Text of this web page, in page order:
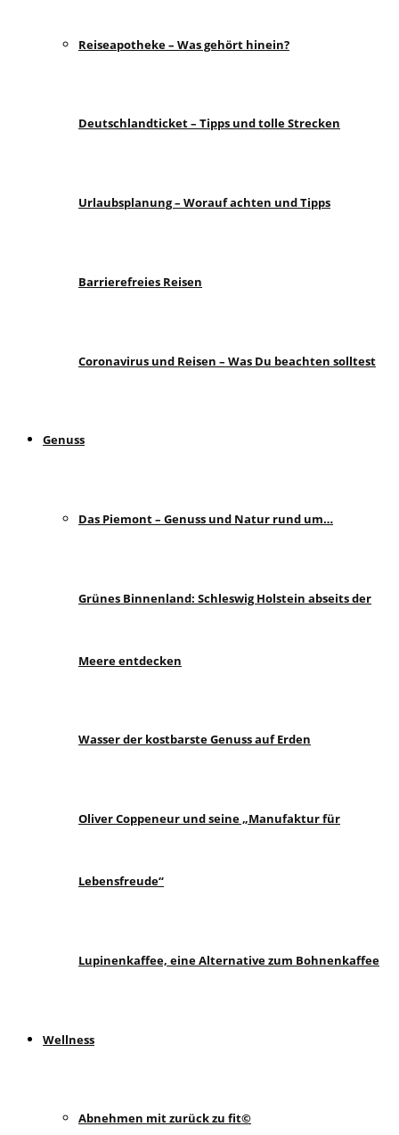
Reiseapotheke – Was gehört hinein?
Deutschlandticket – Tipps und tolle Strecken
Urlaubsplanung – Worauf achten und Tipps
Barrierefreies Reisen
Coronavirus und Reisen – Was Du beachten solltest
Genuss
Das Piemont – Genuss und Natur rund um…
Grünes Binnenland: Schleswig Holstein abseits der
Meere entdecken
Wasser der kostbarste Genuss auf Erden
Oliver Coppeneur und seine „Manufaktur für
Lebensfreude“
Lupinenkaffee, eine Alternative zum Bohnenkaffee
Wellness
Abnehmen mit zurück zu fit©